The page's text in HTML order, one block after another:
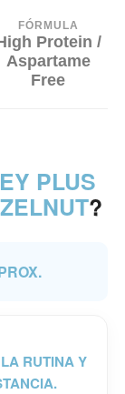
FÓRMULA
Protein /
Aspartame
Free
PLUS
?
RUTINA Y